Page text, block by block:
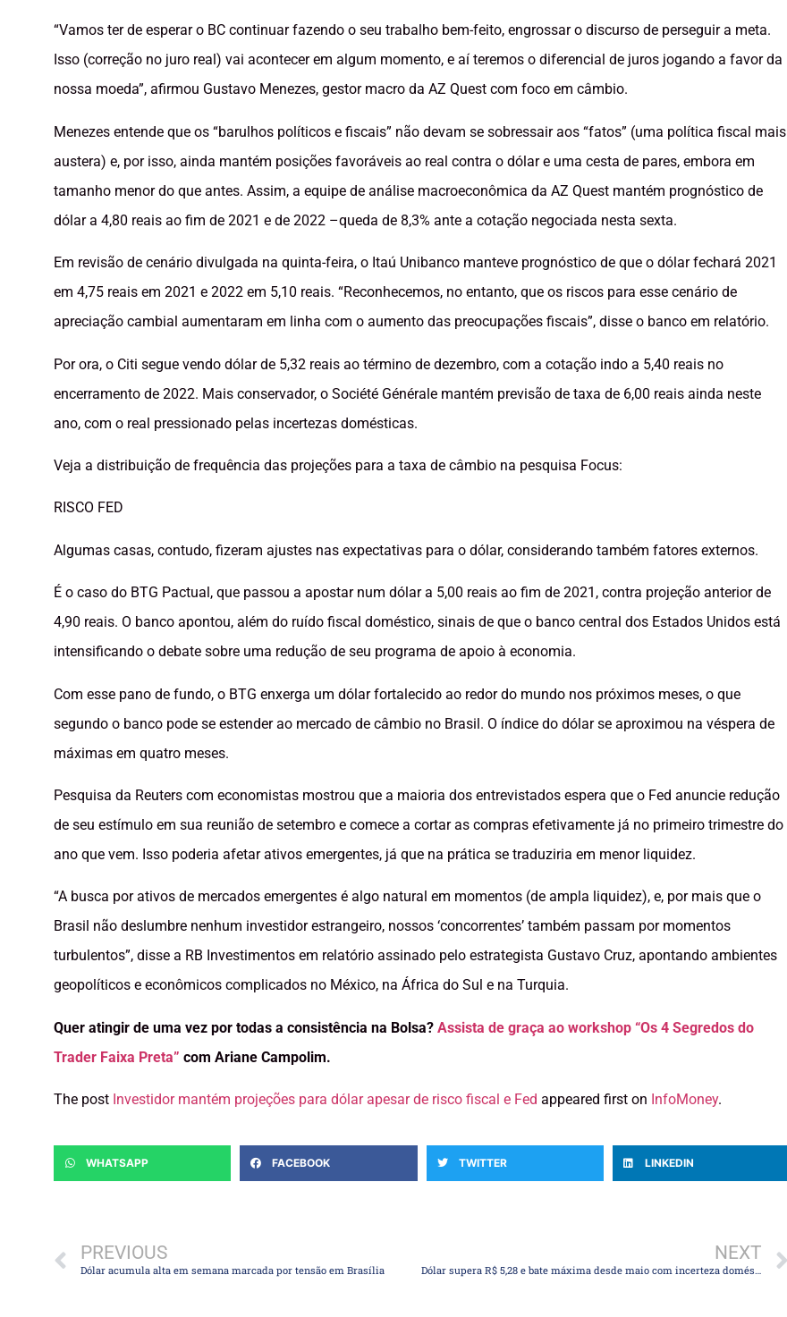
“Vamos ter de esperar o BC continuar fazendo o seu trabalho bem-feito, engrossar o discurso de perseguir a meta.
Isso (correção no juro real) vai acontecer em algum momento, e aí teremos o diferencial de juros jogando a favor da
nossa moeda”, afirmou Gustavo Menezes, gestor macro da AZ Quest com foco em câmbio.
Menezes entende que os “barulhos políticos e fiscais” não devam se sobressair aos “fatos” (uma política fiscal mais
austera) e, por isso, ainda mantém posições favoráveis ao real contra o dólar e uma cesta de pares, embora em
tamanho menor do que antes. Assim, a equipe de análise macroeconômica da AZ Quest mantém prognóstico de
dólar a 4,80 reais ao fim de 2021 e de 2022 –queda de 8,3% ante a cotação negociada nesta sexta.
Em revisão de cenário divulgada na quinta-feira, o Itaú Unibanco manteve prognóstico de que o dólar fechará 2021
em 4,75 reais em 2021 e 2022 em 5,10 reais. “Reconhecemos, no entanto, que os riscos para esse cenário de
apreciação cambial aumentaram em linha com o aumento das preocupações fiscais”, disse o banco em relatório.
Por ora, o Citi segue vendo dólar de 5,32 reais ao término de dezembro, com a cotação indo a 5,40 reais no
encerramento de 2022. Mais conservador, o Société Générale mantém previsão de taxa de 6,00 reais ainda neste
ano, com o real pressionado pelas incertezas domésticas.
Veja a distribuição de frequência das projeções para a taxa de câmbio na pesquisa Focus:
RISCO FED
Algumas casas, contudo, fizeram ajustes nas expectativas para o dólar, considerando também fatores externos.
É o caso do BTG Pactual, que passou a apostar num dólar a 5,00 reais ao fim de 2021, contra projeção anterior de
4,90 reais. O banco apontou, além do ruído fiscal doméstico, sinais de que o banco central dos Estados Unidos está
intensificando o debate sobre uma redução de seu programa de apoio à economia.
Com esse pano de fundo, o BTG enxerga um dólar fortalecido ao redor do mundo nos próximos meses, o que
segundo o banco pode se estender ao mercado de câmbio no Brasil. O índice do dólar se aproximou na véspera de
máximas em quatro meses.
Pesquisa da Reuters com economistas mostrou que a maioria dos entrevistados espera que o Fed anuncie redução
de seu estímulo em sua reunião de setembro e comece a cortar as compras efetivamente já no primeiro trimestre do
ano que vem. Isso poderia afetar ativos emergentes, já que na prática se traduziria em menor liquidez.
“A busca por ativos de mercados emergentes é algo natural em momentos (de ampla liquidez), e, por mais que o
Brasil não deslumbre nenhum investidor estrangeiro, nossos ‘concorrentes’ também passam por momentos
turbulentos”, disse a RB Investimentos em relatório assinado pelo estrategista Gustavo Cruz, apontando ambientes
geopolíticos e econômicos complicados no México, na África do Sul e na Turquia.
Quer atingir de uma vez por todas a consistência na Bolsa? Assista de graça ao workshop “Os 4 Segredos do
Trader Faixa Preta” com Ariane Campolim.
The post Investidor mantém projeções para dólar apesar de risco fiscal e Fed appeared first on InfoMoney.
WHATSAPP FACEBOOK TWITTER LINKEDIN
PREVIOUS
Dólar acumula alta em semana marcada por tensão em Brasília
NEXT